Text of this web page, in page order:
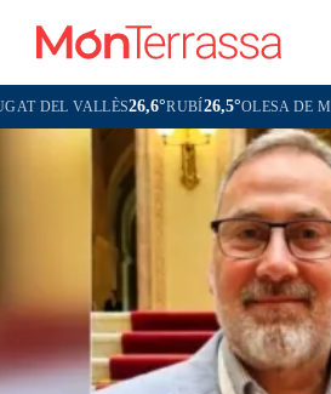
26,6° RUBÍ26,5°OLESA DE MONTSERRAT 25,1°